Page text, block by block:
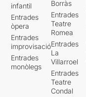
infantil
Entrades
òpera
Entrades
improvisació
Entrades
monòlegs
Borràs
Entrades
Teatre
Romea
Entrades
La
Villarroel
Entrades
Teatre
Condal